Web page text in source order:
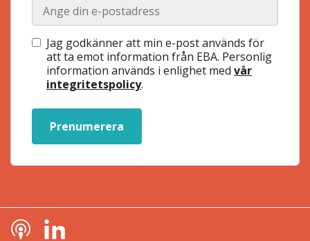
Jag godkänner att min e-post används för
att ta emot information från EBA. Personlig
information används i enlighet med vår
integritetspolicy.
Prenumerera